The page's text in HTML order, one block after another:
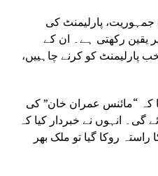
پارلیمنٹ کی
یقین رکھتی ہے۔ ان کے
پارلیمنٹ کو کرنے چاہییں،
کہ “مائنس عمران خان” کی
انہوں نے خبردار کیا کہ
روکا گیا تو ملک بھر